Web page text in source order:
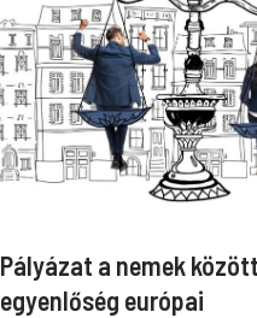
Pályázat a nemek
egyenlőség európai